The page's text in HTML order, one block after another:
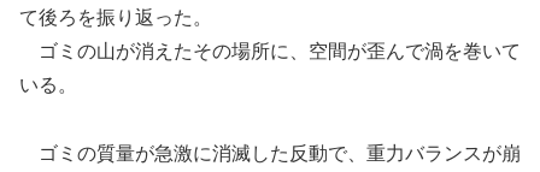
て後ろを振り返った。
ゴミの山が消えたその場所に、空間が歪んで渦を巻いて
いる。
ゴミの質量が急激に消滅した反動で、重力バランスが崩